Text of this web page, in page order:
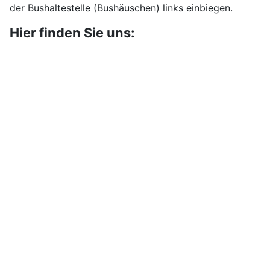
der Bushaltestelle (Bushäuschen) links einbiegen.
Hier finden Sie uns: